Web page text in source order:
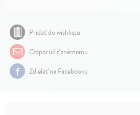
Pridať do wishlistu
Odporučiť známemu
Zdielať na Facebooku